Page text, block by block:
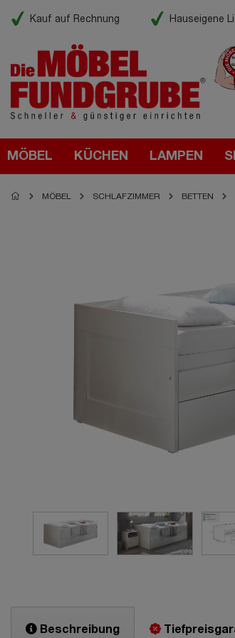
Kauf auf Rechnung Hauseigene
MÖBEL KÜCHEN LAMPEN
MÖBEL SCHLAFZIMMER BETTEN
Beschreibung